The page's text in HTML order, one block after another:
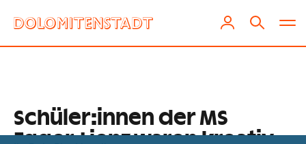
Schüler:innen der MS